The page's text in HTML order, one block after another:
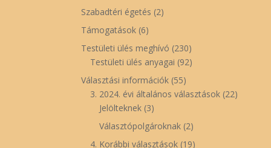
Szabadtéri égetés (2)
Támogatások (6)
Testületi ülés meghívó (230)
Testületi ülés anyagai (92)
Választási információk (55)
3. 2024. évi általános választások (22)
Jelölteknek (3)
Választópolgároknak (2)
4. Korábbi választások (19)